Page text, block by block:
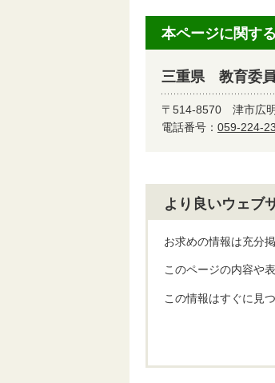
本ページに関す
三重県 教育委
〒514-8570 津市広
電話番号： 059-224-
より良いウェブ
お求めの情報は充分
このページの内容や
この情報はすぐに見